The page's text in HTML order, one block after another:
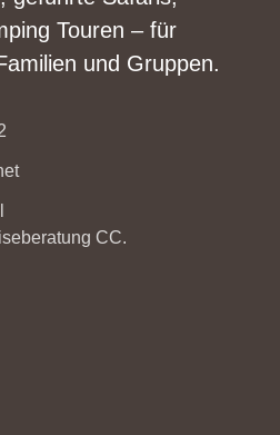
Touren – für
und Gruppen.
CC.